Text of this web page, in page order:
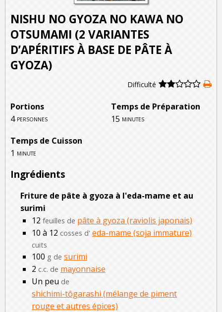
NISHU NO GYOZA NO KAWA NO
OTSUMAMI (2 VARIANTES
D’APÉRITIFS À BASE DE PÂTE À
GYOZA)
Difficulté
Portions
Temps de Préparation
4 personnes 15 minutes
Temps de Cuisson
1 minute
Ingrédients
Friture de pâte à gyoza à l'eda-mame et au
surimi
12 feuilles de pâte à gyoza (raviolis japonais)
10 à 12 cosses d' eda-mame (soja immature)
cuits
100 g de surimi
2 c.c. de mayonnaise
Un peu de
shichimi-tôgarashi (mélange de piment
rouge et autres épices)